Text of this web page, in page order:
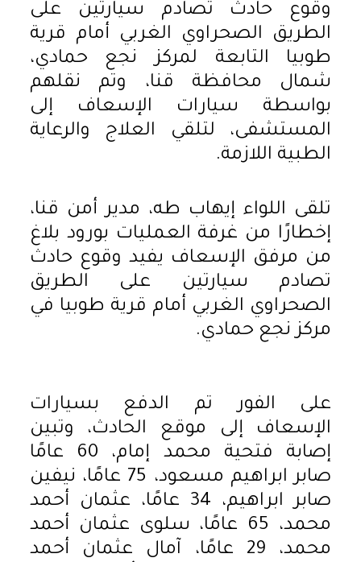
وقوع حادث تصادم سيارتين على
الطريق الصحراوي الغربي أمام قرية
طوبيا التابعة لمركز نجع حمادي،
شمال محافظة قنا، وتم نقلهم
بواسطة سيارات الإسعاف إلى
المستشفى، لتلقي العلاج والرعاية
الطبية اللازمة.
تلقى اللواء إيهاب طه، مدير أمن قنا،
إخطارًا من غرفة العمليات بورود بلاغ
من مرفق الإسعاف يفيد وقوع حادث
تصادم سيارتين على الطريق
الصحراوي الغربي أمام قرية طوبيا في
مركز نجع حمادي.
على الفور تم الدفع بسيارات
الإسعاف إلى موقع الحادث، وتبين
إصابة فتحية محمد إمام، 60 عامًا
صابر ابراهيم مسعود، 75 عامًا، نيفين
صابر ابراهيم، 34 عامًا، عثمان أحمد
محمد، 65 عامًا، سلوى عثمان أحمد
محمد، 29 عامًا، آمال عثمان أحمد